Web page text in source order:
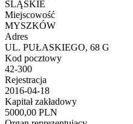
ŚLĄSKIE
Miejscowość
MYSZKÓW
Adres
UL. PUŁASKIEGO, 68 G
Kod pocztowy
42-300
Rejestracja
2016-04-18
Kapitał zakładowy
5000,00 PLN